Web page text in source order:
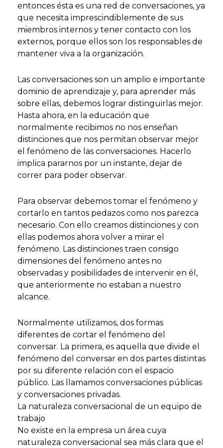
entonces ésta es una red de conversaciones, ya
que necesita imprescindiblemente de sus
miembros internos y tener contacto con los
externos, porque ellos son los responsables de
mantener viva a la organización.
Las conversaciones son un amplio e importante
dominio de aprendizaje y, para aprender más
sobre ellas, debemos lograr distinguirlas mejor.
Hasta ahora, en la educación que
normalmente recibimos no nos enseñan
distinciones que nos permitan observar mejor
el fenómeno de las conversaciones. Hacerlo
implica pararnos por un instante, dejar de
correr para poder observar.
Para observar debemos tomar el fenómeno y
cortarlo en tantos pedazos como nos parezca
necesario. Con ello creamos distinciones y con
ellas podemos ahora volver a mirar el
fenómeno. Las distinciones traen consigo
dimensiones del fenómeno antes no
observadas y posibilidades de intervenir en él,
que anteriormente no estaban a nuestro
alcance.
Normalmente utilizamos, dos formas
diferentes de cortar el fenómeno del
conversar. La primera, es aquella que divide el
fenómeno del conversar en dos partes distintas
por su diferente relación con el espacio
público. Las llamamos conversaciones públicas
y conversaciones privadas.
La naturaleza conversacional de un equipo de
trabajo
No existe en la empresa un área cuya
naturaleza conversacional sea más clara que el